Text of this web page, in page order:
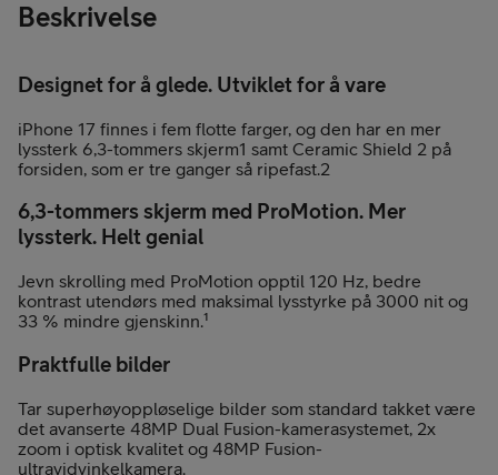
Beskrivelse
Designet for å glede. Utviklet for å vare
iPhone 17 finnes i fem flotte farger, og den har en mer
lyssterk 6,3-tommers skjerm1 samt Ceramic Shield 2 på
forsiden, som er tre ganger så ripefast.2
6,3-tommers skjerm med ProMotion. Mer
lyssterk. Helt genial
Jevn skrolling med ProMotion opptil 120 Hz, bedre
kontrast utendørs med maksimal lysstyrke på 3000 nit og
33 % mindre gjenskinn.¹
Praktfulle bilder
Tar superhøyoppløselige bilder som standard takket være
det avanserte 48MP Dual Fusion-kamerasystemet, 2x
zoom i optisk kvalitet og 48MP Fusion-
ultravidvinkelkamera.